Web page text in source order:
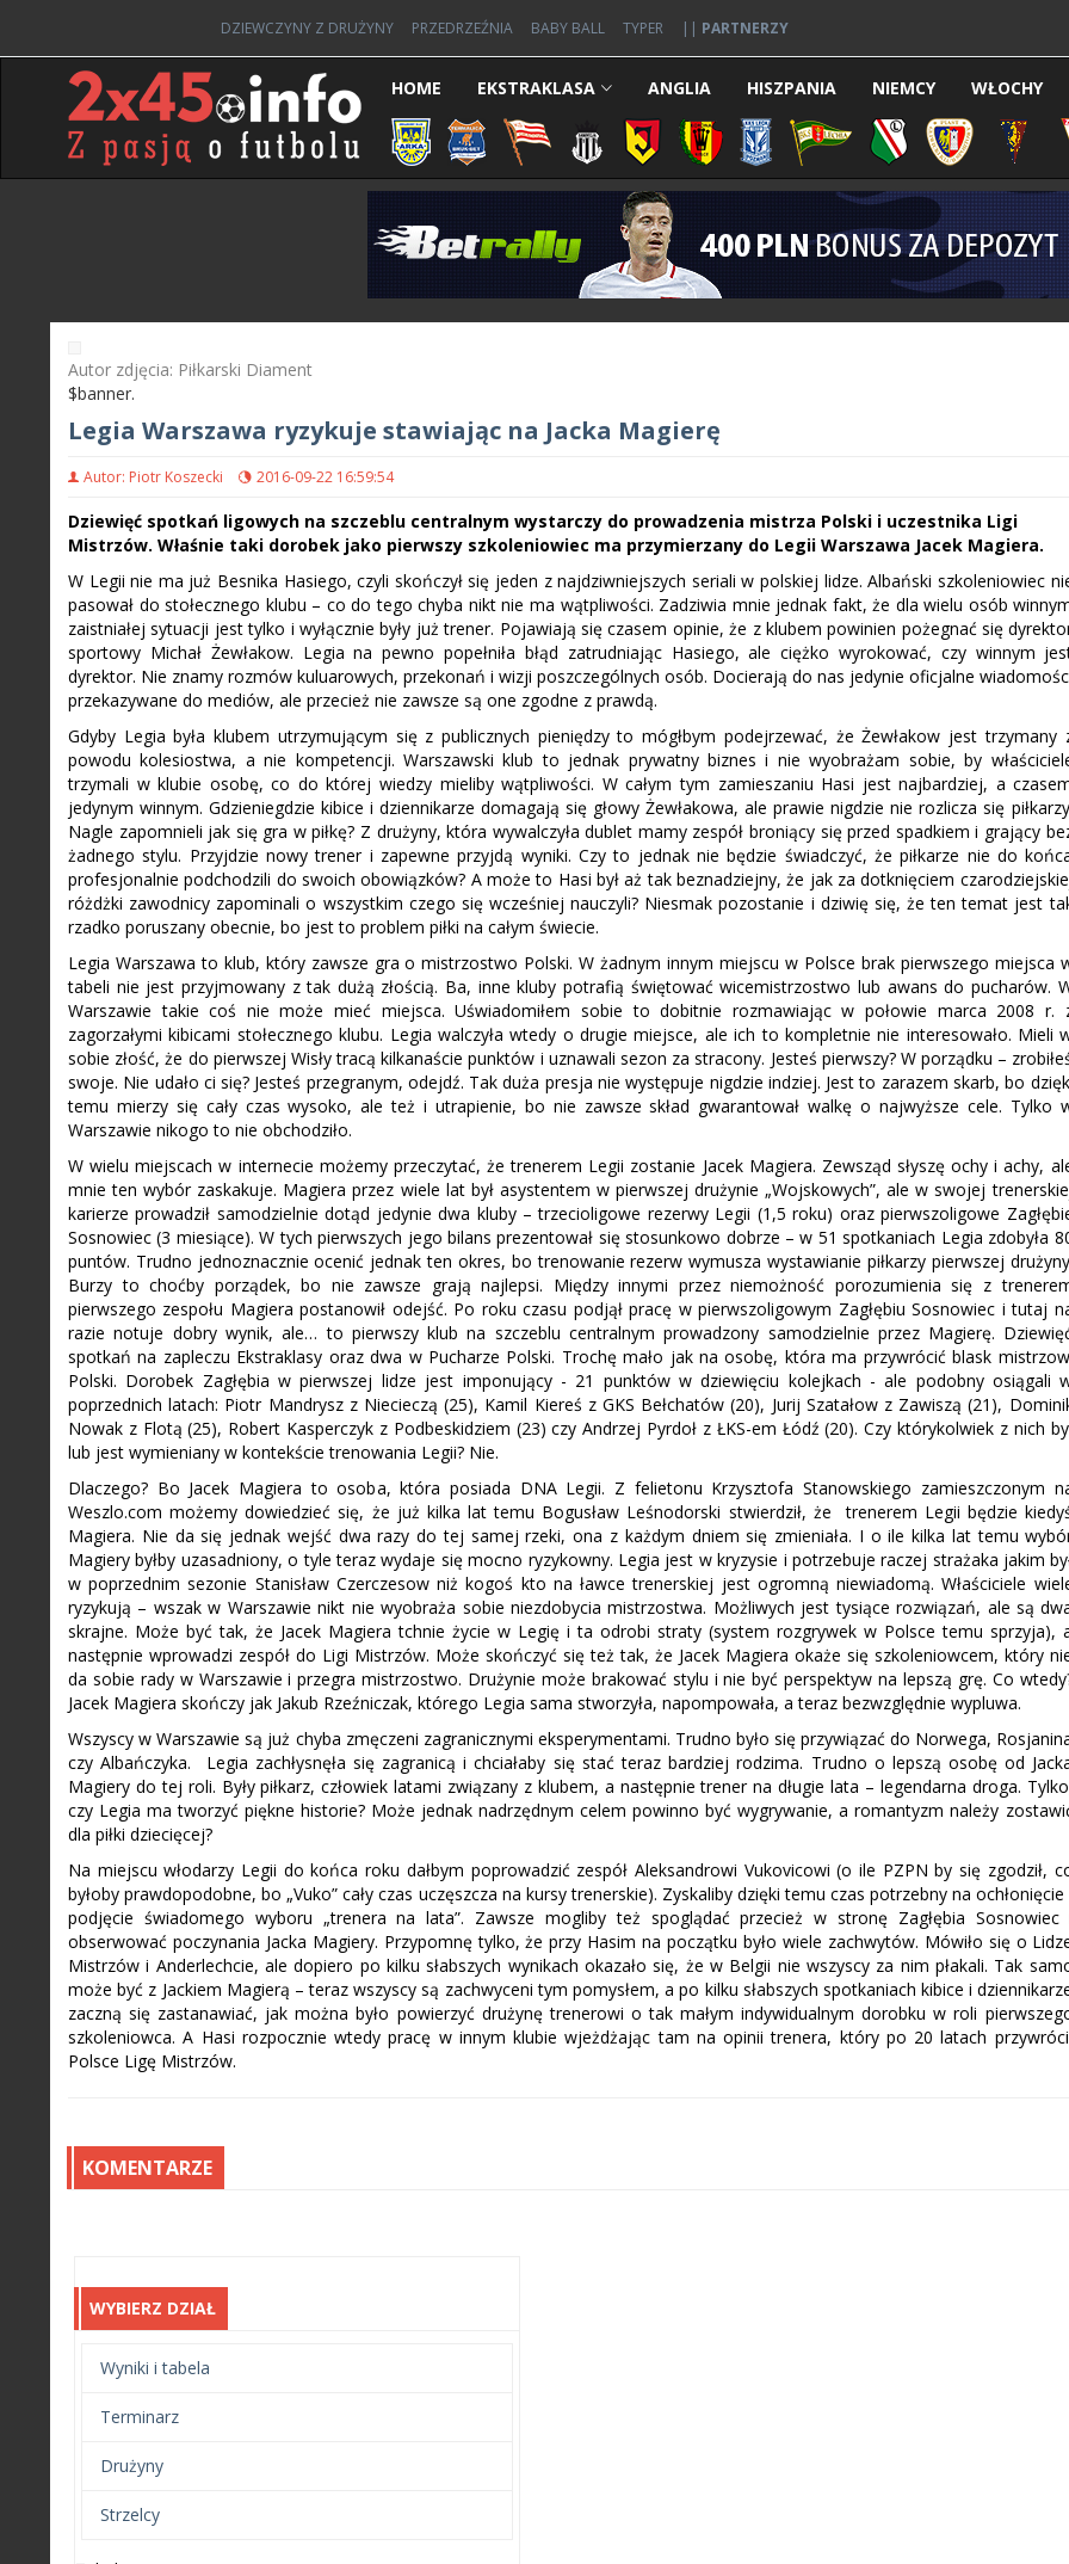
DZIEWCZYNY Z DRUŻYNY PRZEDRZEŹNIA BABY BALL TYPER || PARTNERZY
HOME EKSTRAKLASA ANGLIA HISZPANIA NIEMCY WŁOCHY
Autor zdjęcia: Piłkarski Diament
$banner.
Legia Warszawa ryzykuje stawiając na Jacka Magierę
Autor: Piotr Koszecki 2016-09-22 16:59:54
Dziewięć spotkań ligowych na szczeblu centralnym wystarczy do prowadzenia mistrza Polski i uczestnika Ligi
Mistrzów. Właśnie taki dorobek jako pierwszy szkoleniowiec ma przymierzany do Legii Warszawa Jacek Magiera.
W Legii nie ma już Besnika Hasiego, czyli skończył się jeden z najdziwniejszych seriali w polskiej lidze. Albański szkoleniowiec
pasował do stołecznego klubu – co do tego chyba nikt nie ma wątpliwości. Zadziwia mnie jednak fakt, że dla wielu osób
zaistniałej sytuacji jest tylko i wyłącznie były już trener. Pojawiają się czasem opinie, że z klubem powinien pożegnać się
sportowy Michał Żewłakow. Legia na pewno popełniła błąd zatrudniając Hasiego, ale ciężko wyrokować, czy winnym
dyrektor. Nie znamy rozmów kuluarowych, przekonań i wizji poszczególnych osób. Docierają do nas jedynie oficjalne
przekazywane do mediów, ale przecież nie zawsze są one zgodne z prawdą.
Gdyby Legia była klubem utrzymującym się z publicznych pieniędzy to mógłbym podejrzewać, że Żewłakow jest trzymany
powodu kolesiostwa, a nie kompetencji. Warszawski klub to jednak prywatny biznes i nie wyobrażam sobie, by
trzymali w klubie osobę, co do której wiedzy mieliby wątpliwości. W całym tym zamieszaniu Hasi jest najbardziej, a
jedynym winnym. Gdzieniegdzie kibice i dziennikarze domagają się głowy Żewłakowa, ale prawie nigdzie nie rozlicza się
Nagle zapomnieli jak się gra w piłkę? Z drużyny, która wywalczyła dublet mamy zespół broniący się przed spadkiem i grający
żadnego stylu. Przyjdzie nowy trener i zapewne przyjdą wyniki. Czy to jednak nie będzie świadczyć, że piłkarze nie do
profesjonalnie podchodzili do swoich obowiązków? A może to Hasi był aż tak beznadziejny, że jak za dotknięciem
różdżki zawodnicy zapominali o wszystkim czego się wcześniej nauczyli? Niesmak pozostanie i dziwię się, że ten temat jest
rzadko poruszany obecnie, bo jest to problem piłki na całym świecie.
Legia Warszawa to klub, który zawsze gra o mistrzostwo Polski. W żadnym innym miejscu w Polsce brak pierwszego miejsca
tabeli nie jest przyjmowany z tak dużą złością. Ba, inne kluby potrafią świętować wicemistrzostwo lub awans do pucharów.
Warszawie takie coś nie może mieć miejsca. Uświadomiłem sobie to dobitnie rozmawiając w połowie marca 2008 r.
zagorzałymi kibicami stołecznego klubu. Legia walczyła wtedy o drugie miejsce, ale ich to kompletnie nie interesowało. Mieli
sobie złość, że do pierwszej Wisły tracą kilkanaście punktów i uznawali sezon za stracony. Jesteś pierwszy? W porządku –
swoje. Nie udało ci się? Jesteś przegranym, odejdź. Tak duża presja nie występuje nigdzie indziej. Jest to zarazem skarb, bo
temu mierzy się cały czas wysoko, ale też i utrapienie, bo nie zawsze skład gwarantował walkę o najwyższe cele. Tylko
Warszawie nikogo to nie obchodziło.
W wielu miejscach w internecie możemy przeczytać, że trenerem Legii zostanie Jacek Magiera. Zewsząd słyszę ochy i achy,
mnie ten wybór zaskakuje. Magiera przez wiele lat był asystentem w pierwszej drużynie „Wojskowych”, ale w swojej
karierze prowadził samodzielnie dotąd jedynie dwa kluby – trzecioligowe rezerwy Legii (1,5 roku) oraz pierwszoligowe
Sosnowiec (3 miesiące). W tych pierwszych jego bilans prezentował się stosunkowo dobrze – w 51 spotkaniach Legia zdobyła
puntów. Trudno jednoznacznie ocenić jednak ten okres, bo trenowanie rezerw wymusza wystawianie piłkarzy pierwszej
Burzy to choćby porządek, bo nie zawsze grają najlepsi. Między innymi przez niemożność porozumienia się z
pierwszego zespołu Magiera postanowił odejść. Po roku czasu podjął pracę w pierwszoligowym Zagłębiu Sosnowiec i tutaj
razie notuje dobry wynik, ale… to pierwszy klub na szczeblu centralnym prowadzony samodzielnie przez Magierę.
spotkań na zapleczu Ekstraklasy oraz dwa w Pucharze Polski. Trochę mało jak na osobę, która ma przywrócić blask
Polski. Dorobek Zagłębia w pierwszej lidze jest imponujący - 21 punktów w dziewięciu kolejkach - ale podobny osiągali
poprzednich latach: Piotr Mandrysz z Niecieczą (25), Kamil Kiereś z GKS Bełchatów (20), Jurij Szatałow z Zawiszą (21),
Nowak z Flotą (25), Robert Kasperczyk z Podbeskidziem (23) czy Andrzej Pyrdoł z ŁKS-em Łódź (20). Czy którykolwiek z nich
lub jest wymieniany w kontekście trenowania Legii? Nie.
Dlaczego? Bo Jacek Magiera to osoba, która posiada DNA Legii. Z felietonu Krzysztofa Stanowskiego zamieszczonym
Weszlo.com możemy dowiedzieć się, że już kilka lat temu Bogusław Leśnodorski stwierdził, że trenerem Legii będzie
Magiera. Nie da się jednak wejść dwa razy do tej samej rzeki, ona z każdym dniem się zmieniała. I o ile kilka lat temu
Magiery byłby uzasadniony, o tyle teraz wydaje się mocno ryzykowny. Legia jest w kryzysie i potrzebuje raczej strażaka jakim
w poprzednim sezonie Stanisław Czerczesow niż kogoś kto na ławce trenerskiej jest ogromną niewiadomą. Właściciele
ryzykują – wszak w Warszawie nikt nie wyobraża sobie niezdobycia mistrzostwa. Możliwych jest tysiące rozwiązań, ale są
skrajne. Może być tak, że Jacek Magiera tchnie życie w Legię i ta odrobi straty (system rozgrywek w Polsce temu sprzyja),
następnie wprowadzi zespół do Ligi Mistrzów. Może skończyć się też tak, że Jacek Magiera okaże się szkoleniowcem, który
da sobie rady w Warszawie i przegra mistrzostwo. Drużynie może brakować stylu i nie być perspektyw na lepszą grę. Co
Jacek Magiera skończy jak Jakub Rzeźniczak, którego Legia sama stworzyła, napompowała, a teraz bezwzględnie wypluwa.
Wszyscy w Warszawie są już chyba zmęczeni zagranicznymi eksperymentami. Trudno było się przywiązać do Norwega,
czy Albańczyka. Legia zachłysnęła się zagranicą i chciałaby się stać teraz bardziej rodzima. Trudno o lepszą osobę od
Magiery do tej roli. Były piłkarz, człowiek latami związany z klubem, a następnie trener na długie lata – legendarna droga.
czy Legia ma tworzyć piękne historie? Może jednak nadrzędnym celem powinno być wygrywanie, a romantyzm należy
dla piłki dziecięcej?
Na miejscu włodarzy Legii do końca roku dałbym poprowadzić zespół Aleksandrowi Vukovicowi (o ile PZPN by się zgodził,
byłoby prawdopodobne, bo „Vuko” cały czas uczęszcza na kursy trenerskie). Zyskaliby dzięki temu czas potrzebny na ochłonięcie
podjęcie świadomego wyboru „trenera na lata”. Zawsze mogliby też spoglądać przecież w stronę Zagłębia Sosnowiec
obserwować poczynania Jacka Magiery. Przypomnę tylko, że przy Hasim na początku było wiele zachwytów. Mówiło się o
Mistrzów i Anderlechcie, ale dopiero po kilku słabszych wynikach okazało się, że w Belgii nie wszyscy za nim płakali. Tak
może być z Jackiem Magierą – teraz wszyscy są zachwyceni tym pomysłem, a po kilku słabszych spotkaniach kibice i
zaczną się zastanawiać, jak można było powierzyć drużynę trenerowi o tak małym indywidualnym dorobku w roli
szkoleniowca. A Hasi rozpocznie wtedy pracę w innym klubie wjeżdżając tam na opinii trenera, który po 20 latach
Polsce Ligę Mistrzów.
KOMENTARZE
WYBIERZ DZIAŁ
Wyniki i tabela
Terminarz
Drużyny
Strzelcy